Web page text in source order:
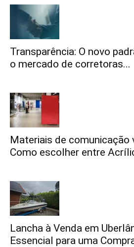
Transparência: O novo
o mercado de corretoras...
Materiais de comunicação
Como escolher entre
Lancha à Venda em
Essencial para uma